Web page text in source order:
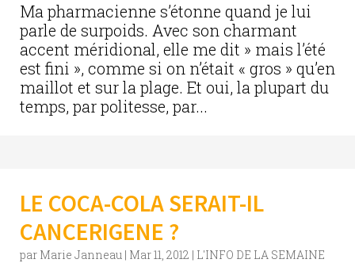
Ma pharmacienne s’étonne quand je lui
parle de surpoids. Avec son charmant
accent méridional, elle me dit » mais l’été
est fini », comme si on n’était « gros » qu’en
maillot et sur la plage. Et oui, la plupart du
temps, par politesse, par...
LE COCA-COLA SERAIT-IL
CANCERIGENE ?
par Marie Janneau | Mar 11, 2012 | L'INFO DE LA SEMAINE